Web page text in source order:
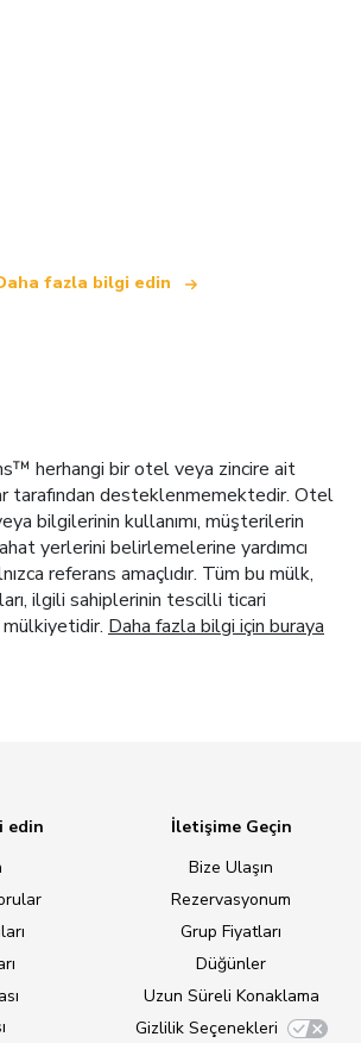
fazla bilgi edin
herhangi bir otel veya zincire ait
tarafından desteklenmemektedir. Otel
bilgilerinin kullanımı, müşterilerin
yerlerini belirlemelerine yardımcı
referans amaçlıdır. Tüm bu mülk,
ilgili sahiplerinin tescilli ticari
mülkiyetidir. Daha fazla bilgi için buraya
edin
İletişime Geçin
Bize Ulaşın
Rezervasyonum
Grup Fiyatları
Düğünler
Uzun Süreli Konaklama
Gizlilik Seçenekleri